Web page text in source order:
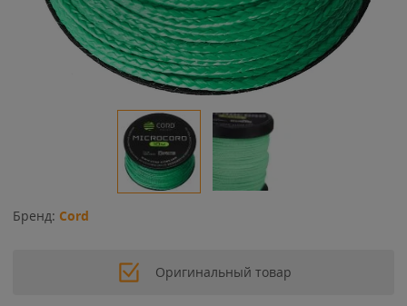
Бренд: Cord
Оригинальный товар